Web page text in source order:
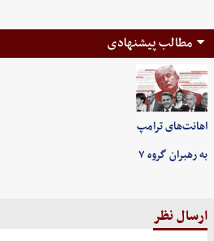
مطالب پیشنهادی
اهانت‌های ترامپ
به رهبران گروه ۷
ارسال نظر